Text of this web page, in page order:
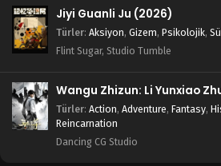
Jiyi Guanli Ju (2026)
Türler: Aksiyon, Gizem, Psikolojik,
Flint Sugar, Studio Tumble
Wangu Zhizun: Li Yunxiao
Türler: Action, Adventure, Fantasy,
Reincarnation
Dancing CG Studio